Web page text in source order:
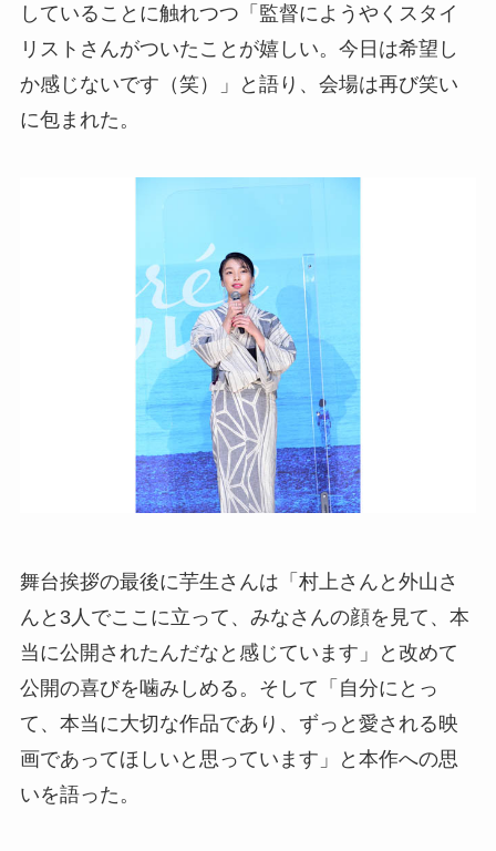
していることに触れつつ「監督にようやくスタイ
リストさんがついたことが嬉しい。今日は希望し
か感じないです（笑）」と語り、会場は再び笑い
に包まれた。
舞台挨拶の最後に芋生さんは「村上さんと外山さ
んと3人でここに立って、みなさんの顔を見て、本
当に公開されたんだなと感じています」と改めて
公開の喜びを噛みしめる。そして「自分にとっ
て、本当に大切な作品であり、ずっと愛される映
画であってほしいと思っています」と本作への思
いを語った。